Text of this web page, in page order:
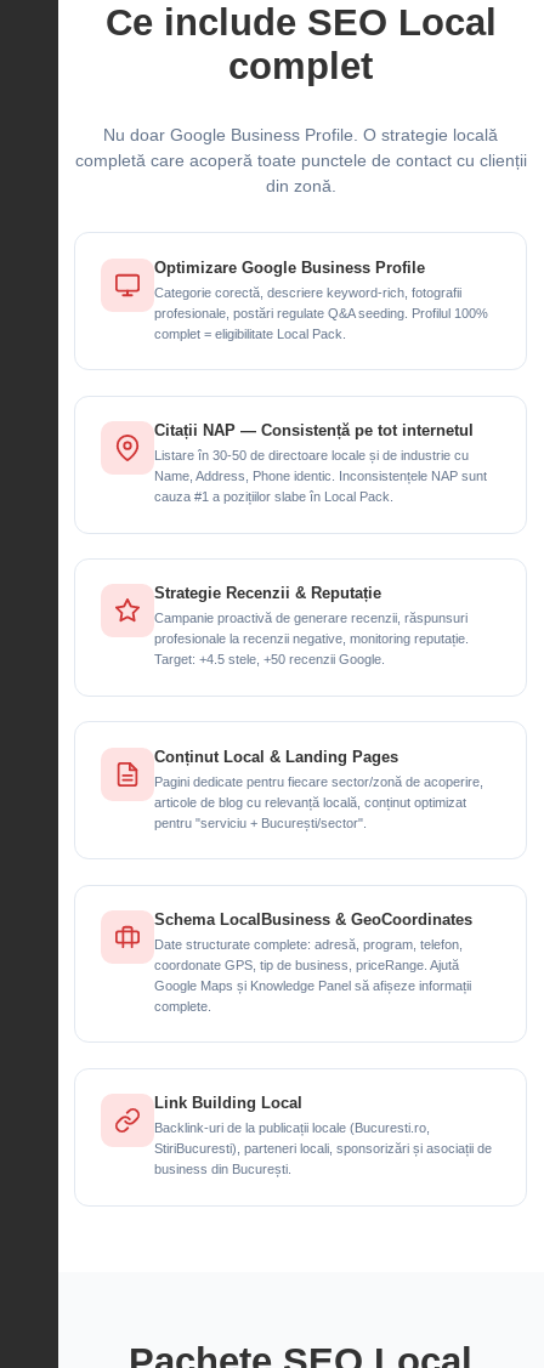
Ce include SEO Local
complet
Nu doar Google Business Profile. O strategie locală
completă care acoperă toate punctele de contact cu clienții
din zonă.
Optimizare Google Business Profile
Categorie corectă, descriere keyword-rich, fotografii
profesionale, postări regulate Q&A seeding. Profilul 100%
complet = eligibilitate Local Pack.
Citații NAP — Consistență pe tot internetul
Listare în 30-50 de directoare locale și de industrie cu
Name, Address, Phone identic. Inconsistențele NAP sunt
cauza #1 a pozițiilor slabe în Local Pack.
Strategie Recenzii & Reputație
Campanie proactivă de generare recenzii, răspunsuri
profesionale la recenzii negative, monitoring reputație.
Target: +4.5 stele, +50 recenzii Google.
Conținut Local & Landing Pages
Pagini dedicate pentru fiecare sector/zonă de acoperire,
articole de blog cu relevanță locală, conținut optimizat
pentru "serviciu + București/sector".
Schema LocalBusiness & GeoCoordinates
Date structurate complete: adresă, program, telefon,
coordonate GPS, tip de business, priceRange. Ajută
Google Maps și Knowledge Panel să afișeze informații
complete.
Link Building Local
Backlink-uri de la publicații locale (Bucuresti.ro,
StiriBucuresti), parteneri locali, sponsorizări și asociații de
business din București.